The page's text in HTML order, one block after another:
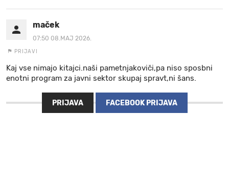
maček
07:50 08.MAJ 2026.
PRIJAVI
Kaj vse nimajo kitajci.naši pametnjakoviči,pa niso sposbni
enotni program za javni sektor skupaj spravt,ni šans.
PRIJAVA FACEBOOK PRIJAVA